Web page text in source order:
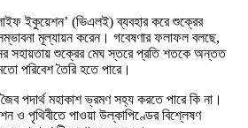
ইকুয়েশন’ (ভিএলই) ব্যবহার করে শুক্রের
মূল্যায়ন করেন। গবেষণার ফলাফল বলছে,
সহায়তায় শুক্রের মেঘ স্তরে প্রতি শতকে অন্তত
পরিবেশ তৈরি হতে পারে।
পদার্থ মহাকাশ ভ্রমণ সহ্য করতে পারে কি না।
ও পৃথিবীতে পাওয়া উল্কাপিণ্ডের বিশ্লেষণ